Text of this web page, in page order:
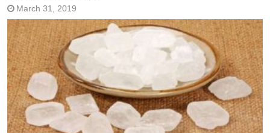
March 31, 2019